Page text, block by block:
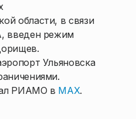
области, в связи
введен режим
Ульяновска
РИАМО в MAX.